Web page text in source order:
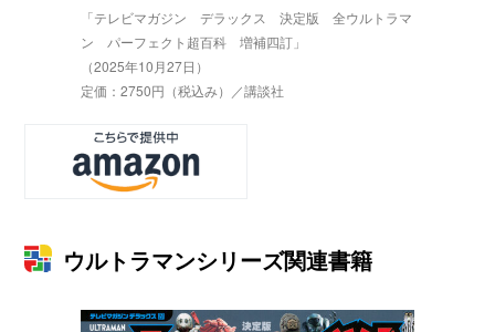
「テレビマガジン デラックス 決定版 全ウルトラマ
ン パーフェクト超百科 増補四訂」
（2025年10月27日）
定価：2750円（税込み）／講談社
ウルトラマンシリーズ関連書籍